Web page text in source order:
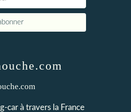
car à travers la France